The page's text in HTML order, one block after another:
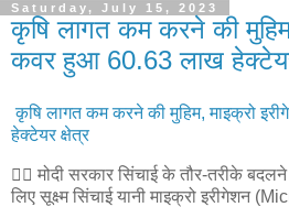
Saturday, July 15, 2023
कृषि लागत कम करने की
कवर हुआ 60.63 लाख
कृषि लागत कम करने की मुहिम, माइक्रो
हेक्टेयर क्षेत्र
👉🏻 मोदी सरकार सिंचाई के तौर-तरीके
लिए सूक्ष्म सिंचाई यानी माइक्रो इरीगेशन